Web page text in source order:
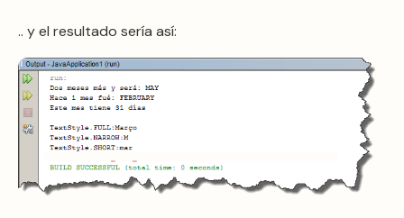
.. y el resultado sería así: